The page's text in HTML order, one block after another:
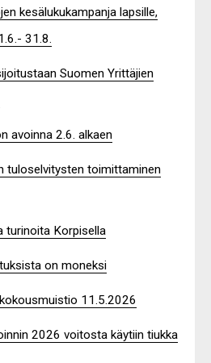
kesälukukampanja lapsille,
31.8.
Suomen Yrittäjien
avoinna 2.6. alkaen
tuloselvitysten toimittaminen
turinoita Korpisella
on moneksi
11.5.2026
2026 voitosta käytiin tiukka